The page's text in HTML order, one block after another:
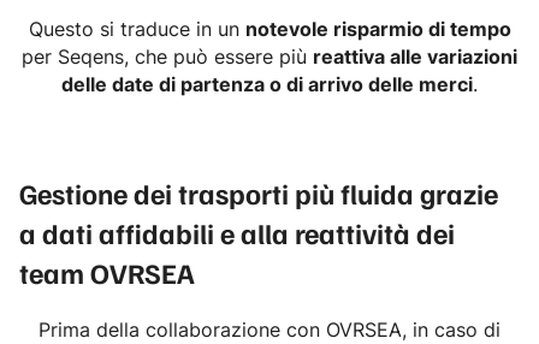
Questo si traduce in un notevole risparmio di tempo
per Seqens, che può essere più reattiva alle variazioni
delle date di partenza o di arrivo delle merci.
Gestione dei trasporti più fluida grazie
a dati affidabili e alla reattività dei
team OVRSEA
Prima della collaborazione con OVRSEA, in caso di